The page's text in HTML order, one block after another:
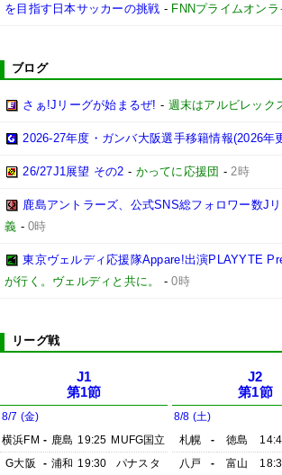
を目指す日本サッカーの挑戦 - FNNプライムオンラ
ブログ
さぁ!Jリーグが始まるぜ! - 週末はアルビレック
2026-27年度・ガンバ大阪選手移籍情報(2026年
26/27J1展望 その2 - かってに応援団 -2時
鹿島アントラーズ、公式SNS総フォロワー数J
義 -0時
東京ヴェルディ応援隊Appare!出演PLAYYTE
が行く。ヴェルディと共に。
-0時
リーグ戦
J1
第1節
8/7 (金)
横浜FM - 鹿島 19:25 MUFG国立
G大阪
- 浦和 19:30
パナスタ
J2
第1節
8/8 (土)
札幌
- 徳島
八戸
- 富山